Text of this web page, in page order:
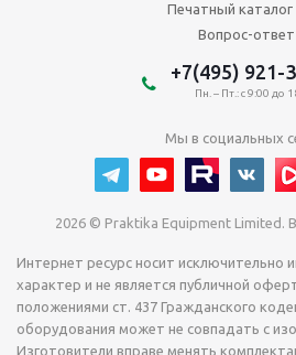
Печатный каталог
Вопрос-ответ
+7(495) 921-
Пн. – Пт.: с 9:00 до
Мы в социальных
2026 © Praktika Equipment Limited.
Интернет ресурс носит исключительно
характер и не является публичной
положениями ст. 437 Гражданского
оборудования может не совпадать с
Изготовители вправе менять